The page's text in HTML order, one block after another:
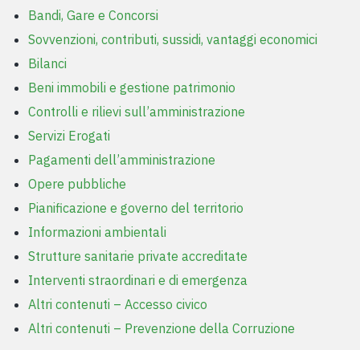
Bandi, Gare e Concorsi
Sovvenzioni, contributi, sussidi, vantaggi economici
Bilanci
Beni immobili e gestione patrimonio
Controlli e rilievi sull’amministrazione
Servizi Erogati
Pagamenti dell’amministrazione
Opere pubbliche
Pianificazione e governo del territorio
Informazioni ambientali
Strutture sanitarie private accreditate
Interventi straordinari e di emergenza
Altri contenuti – Accesso civico
Altri contenuti – Prevenzione della Corruzione